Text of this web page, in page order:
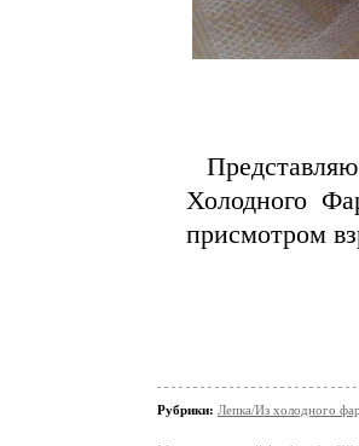
Холодного
присмотром
Рубрики: Лепка/Из холодного